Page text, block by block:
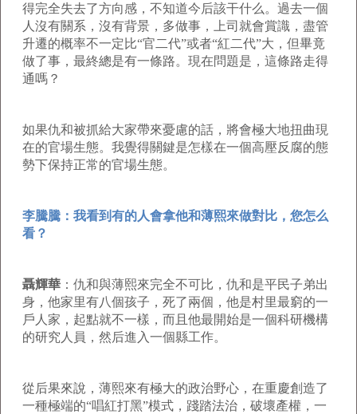
得完全失去了方向感，不知道今后該干什么。過去一個
人沒有關系，沒有背景，多做事，上司就會賞識，盡管
升遷的概率不一定比“官二代”或者“紅二代”大，但畢竟
做了事，最終總是有一條路。現在問題是，這條路走得
通嗎？
如果仇和被抓給大家帶來憂慮的話，將會極大地扭曲現
在的官場生態。我覺得關鍵是怎樣在一個高壓反腐的態
勢下保持正常的官場生態。
李騰騰：我看到有的人會拿他和薄熙來做對比，您怎么
看？
聶輝華 ：仇和與薄熙來完全不可比，仇和是平民子弟出
身，他家里有八個孩子，死了兩個，他是村里最窮的一
戶人家，起點就不一樣，而且他最開始是一個科研機構
的研究人員，然后進入一個縣工作。
從后果來說，薄熙來有極大的政治野心，在重慶創造了
一種極端的“唱紅打黑”模式，踐踏法治，破壞產權，一